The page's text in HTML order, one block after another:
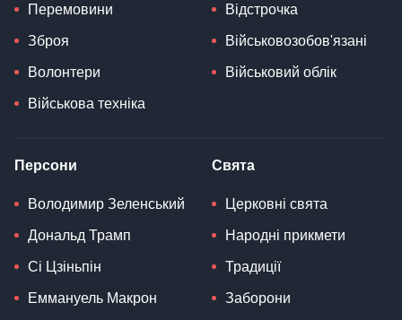
Перемовини
Зброя
Волонтери
Військова техніка
Відстрочка
Військовозобов'язані
Військовий облік
Персони
Володимир Зеленський
Дональд Трамп
Сі Цзіньпін
Еммануель Макрон
Свята
Церковні свята
Народні прикмети
Традиції
Заборони